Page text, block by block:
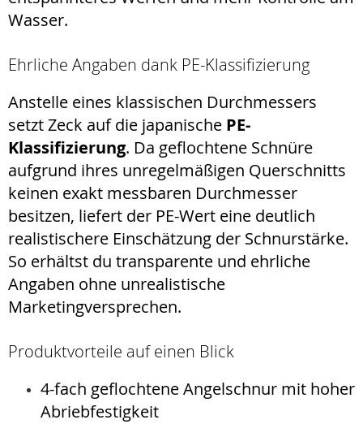
Wasser.
Ehrliche Angaben dank PE-Klassifizierung
Anstelle eines klassischen Durchmessers
setzt Zeck auf die japanische PE-
Klassifizierung. Da geflochtene Schnüre
aufgrund ihres unregelmäßigen Querschnitts
keinen exakt messbaren Durchmesser
besitzen, liefert der PE-Wert eine deutlich
realistischere Einschätzung der Schnurstärke.
So erhältst du transparente und ehrliche
Angaben ohne unrealistische
Marketingversprechen.
Produktvorteile auf einen Blick
4-fach geflochtene Angelschnur mit hoher
Abriebfestigkeit